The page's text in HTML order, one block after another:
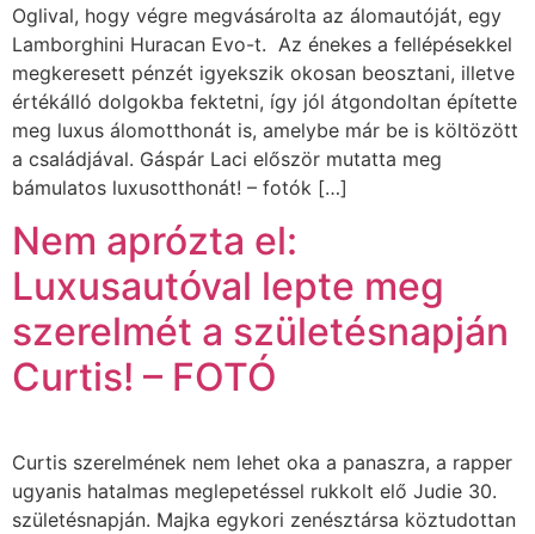
Oglival, hogy végre megvásárolta az álomautóját, egy
Lamborghini Huracan Evo-t. Az énekes a fellépésekkel
megkeresett pénzét igyekszik okosan beosztani, illetve
értékálló dolgokba fektetni, így jól átgondoltan építette
meg luxus álomotthonát is, amelybe már be is költözött
a családjával. Gáspár Laci először mutatta meg
bámulatos luxusotthonát! – fotók […]
Nem aprózta el:
Luxusautóval lepte meg
szerelmét a születésnapján
Curtis! – FOTÓ
Curtis szerelmének nem lehet oka a panaszra, a rapper
ugyanis hatalmas meglepetéssel rukkolt elő Judie 30.
születésnapján. Majka egykori zenésztársa köztudottan